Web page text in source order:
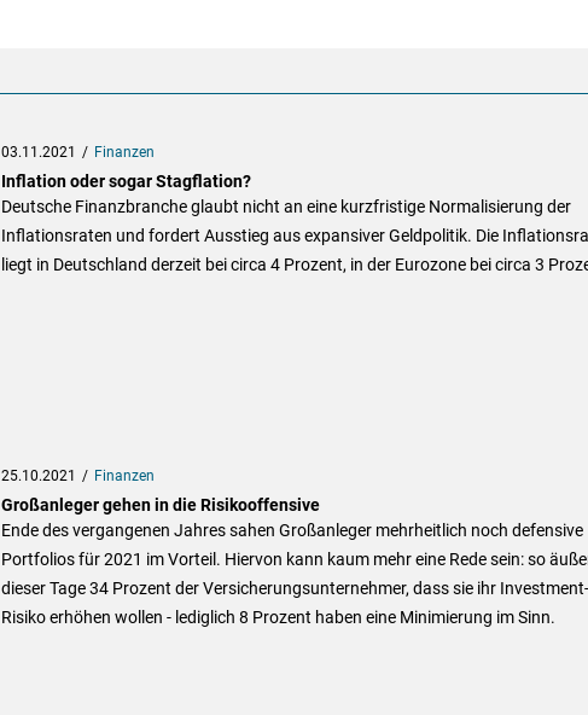
03.11.2021 Finanzen
Inflation oder sogar Stagflation?
Deutsche Finanzbranche glaubt nicht an eine kurzfristige Normalisierung der
Inflationsraten und fordert Ausstieg aus expansiver Geldpolitik. Die
liegt in Deutschland derzeit bei circa 4 Prozent, in der Eurozone bei circa 3
25.10.2021 Finanzen
Großanleger gehen in die Risikooffensive
Ende des vergangenen Jahres sahen Großanleger mehrheitlich noch defensive
Portfolios für 2021 im Vorteil. Hiervon kann kaum mehr eine Rede sein: so
dieser Tage 34 Prozent der Versicherungsunternehmer, dass sie ihr Investment-
Risiko erhöhen wollen - lediglich 8 Prozent haben eine Minimierung im Sinn.